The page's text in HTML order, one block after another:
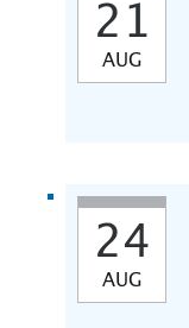
21
AUG
24
AUG